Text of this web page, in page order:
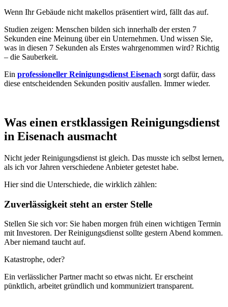
Wenn Ihr Gebäude nicht makellos präsentiert wird, fällt das auf.
Studien zeigen: Menschen bilden sich innerhalb der ersten 7
Sekunden eine Meinung über ein Unternehmen. Und wissen Sie,
was in diesen 7 Sekunden als Erstes wahrgenommen wird? Richtig
– die Sauberkeit.
Ein professioneller Reinigungsdienst Eisenach sorgt dafür, dass
diese entscheidenden Sekunden positiv ausfallen. Immer wieder.
Was einen erstklassigen Reinigungsdienst
in Eisenach ausmacht
Nicht jeder Reinigungsdienst ist gleich. Das musste ich selbst lernen,
als ich vor Jahren verschiedene Anbieter getestet habe.
Hier sind die Unterschiede, die wirklich zählen:
Zuverlässigkeit steht an erster Stelle
Stellen Sie sich vor: Sie haben morgen früh einen wichtigen Termin
mit Investoren. Der Reinigungsdienst sollte gestern Abend kommen.
Aber niemand taucht auf.
Katastrophe, oder?
Ein verlässlicher Partner macht so etwas nicht. Er erscheint
pünktlich, arbeitet gründlich und kommuniziert transparent.